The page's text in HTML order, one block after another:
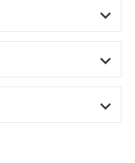


